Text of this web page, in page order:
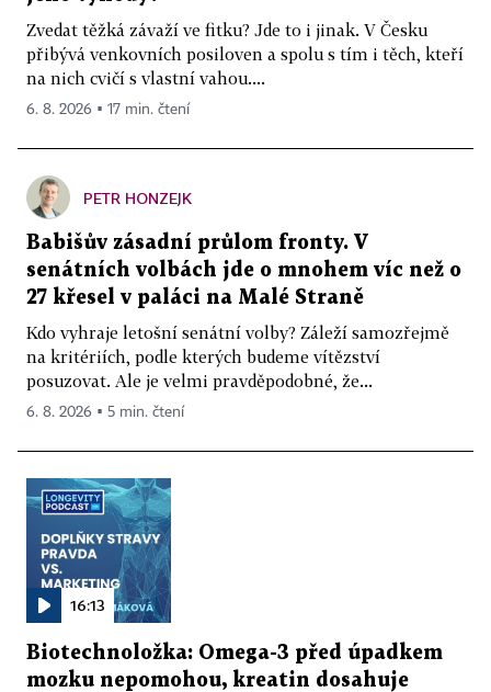
Zvedat těžká závaží ve fitku? Jde to i jinak. V Česku
přibývá venkovních posiloven a spolu s tím i těch, kteří
na nich cvičí s vlastní vahou....
6. 8. 2026 ▪ 17 min. čtení
PETR HONZEJK
Babišův zásadní průlom fronty. V
senátních volbách jde o mnohem víc než o
27 křesel v paláci na Malé Straně
Kdo vyhraje letošní senátní volby? Záleží samozřejmě
na kritériích, podle kterých budeme vítězství
posuzovat. Ale je velmi pravděpodobné, že...
6. 8. 2026 ▪ 5 min. čtení
16:13
Biotechnoložka: Omega-3 před úpadkem
mozku nepomohou, kreatin dosahuje